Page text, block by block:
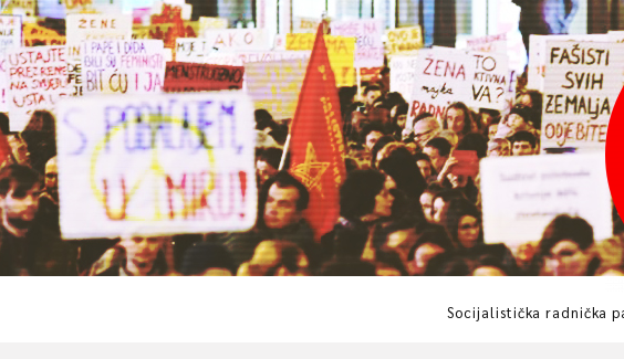
Skip
to
content
Socijalistička radnička